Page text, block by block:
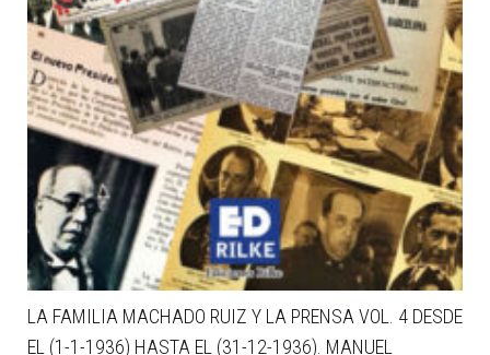
LA FAMILIA MACHADO RUIZ Y LA PRENSA VOL. 4 DESDE
EL (1-1-1936) HASTA EL (31-12-1936). MANUEL